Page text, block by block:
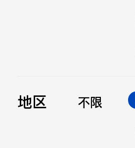
地区 不限